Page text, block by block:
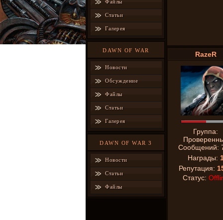
Файлы
Статьи
Галерея
DAWN OF WAR
Новости
Обсуждение
Файлы
Статьи
Галерея
DAWN OF WAR 3
Новости
Статьи
Файлы
RazeR
Группа:
Сообщений:
Награды:
Репутация:
Статус: